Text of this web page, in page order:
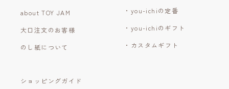
・you-ichiの定番
・you-ichiのギフト
・カスタムギフト
about TOY JAM
大口注文のお客様
のし紙について
ショッピングガイド